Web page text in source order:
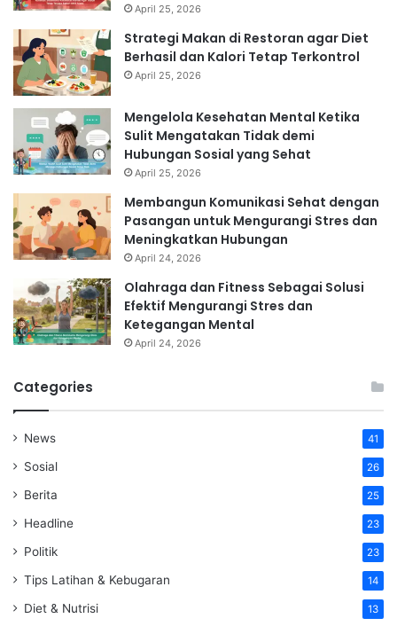
April 25, 2026
Strategi Makan di Restoran agar Diet
Berhasil dan Kalori Tetap Terkontrol
April 25, 2026
Mengelola Kesehatan Mental Ketika
Sulit Mengatakan Tidak demi
Hubungan Sosial yang Sehat
April 25, 2026
Membangun Komunikasi Sehat dengan
Pasangan untuk Mengurangi Stres dan
Meningkatkan Hubungan
April 24, 2026
Olahraga dan Fitness Sebagai Solusi
Efektif Mengurangi Stres dan
Ketegangan Mental
April 24, 2026
Categories
News 41
Sosial 26
Berita 25
Headline 23
Politik 23
Tips Latihan & Kebugaran 14
Diet & Nutrisi 13